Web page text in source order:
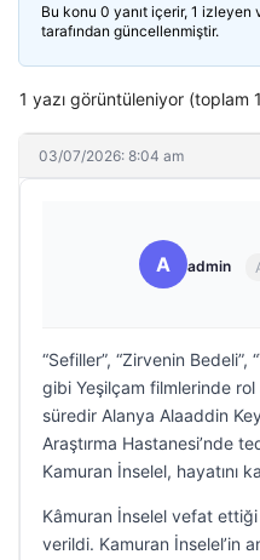
Bu konu 0 yanıt içerir, 1 izleyen
tarafından güncellenmiştir.
1 yazı görüntüleniyor (toplam
03/07/2026: 8:04 am
A admin
“Sefiller”, “Zirvenin Bedeli”,
gibi Yeşilçam filmlerinde
süredir Alanya Alaaddin
Araştırma Hastanesi’nde
Kamuran İnselel, hayatını
Kâmuran İnselel vefat
verildi. Kamuran İnselel’in